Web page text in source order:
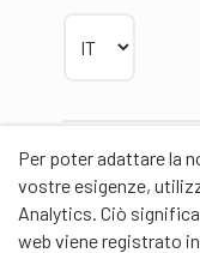
Per poter adattare la
vostre esigenze,
Analytics. Ciò
web viene registrato
Partner